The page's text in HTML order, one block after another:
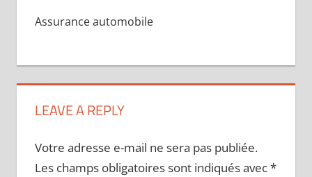
Assurance automobile
LEAVE A REPLY
Votre adresse e-mail ne sera pas publiée.
Les champs obligatoires sont indiqués avec*